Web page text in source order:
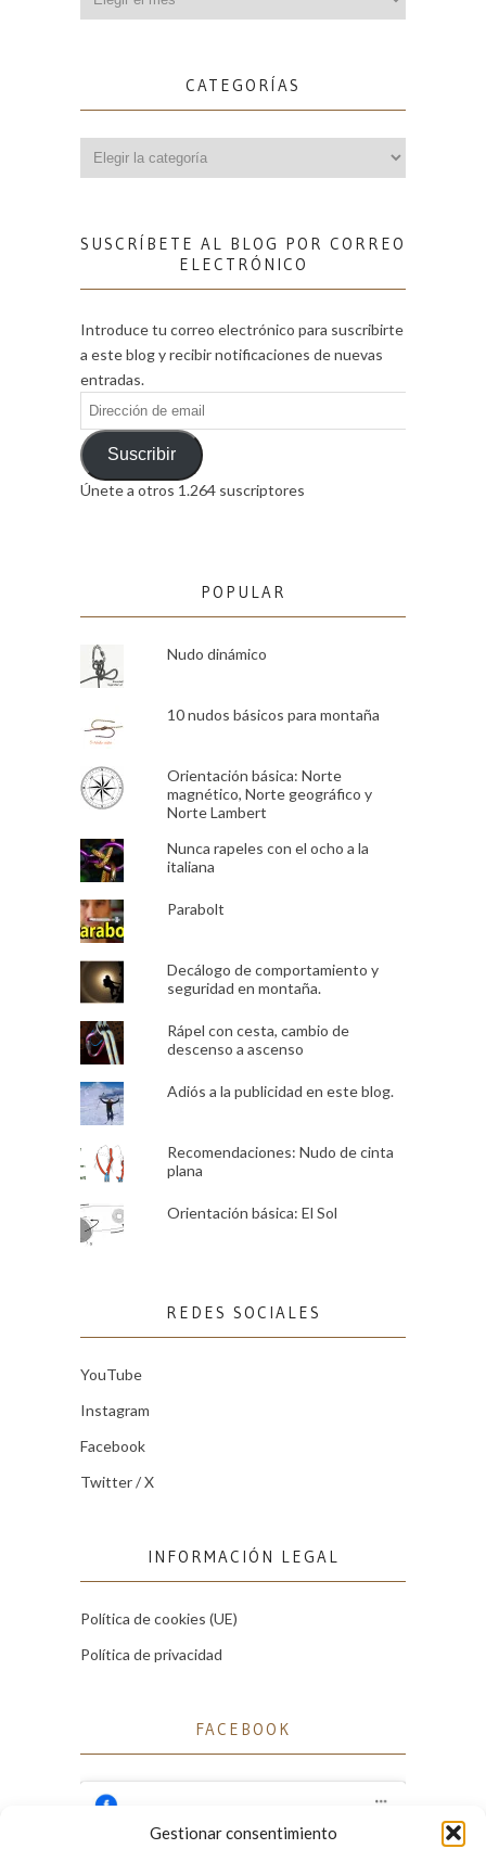
Gestionar consentimiento
CATEGORÍAS
SUSCRÍBETE AL BLOG POR CORREO
ELECTRÓNICO
Introduce tu correo electrónico para suscribirte
a este blog y recibir notificaciones de nuevas
entradas.
Dirección
de
emailSuscribir
Únete a otros 1.264 suscriptores
POPULAR
Nudo dinámico
10 nudos básicos para montaña
Orientación básica: Norte
magnético, Norte geográfico y
Norte Lambert
Nunca rapeles con el ocho a la
italiana
Parabolt
Decálogo de comportamiento y
seguridad en montaña.
Rápel con cesta, cambio de
descenso a ascenso
Adiós a la publicidad en este blog.
Recomendaciones: Nudo de cinta
plana
Orientación básica: El Sol
REDES SOCIALES
YouTube
Instagram
Facebook
Twitter / X
INFORMACIÓN LEGAL
Política de cookies (UE)
Política de privacidad
FACEBOOK